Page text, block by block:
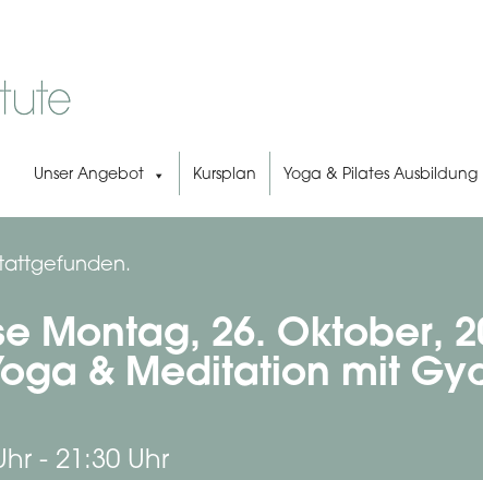
Unser Angebot Kursplan Yoga & Pilates Ausbildung
Montag, 26. Oktober,
& Meditation mit
- 21:30 Uhr